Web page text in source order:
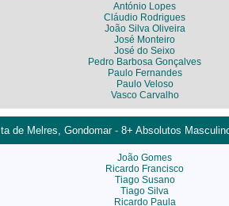
António Lopes
Cláudio Rodrigues
João Silva Oliveira
José Monteiro
José do Seixo
Pedro Barbosa Gonçalves
Paulo Fernandes
Paulo Veloso
Vasco Carvalho
de Melres, Gondomar - 8+ Absolutos
João Gomes
Ricardo Francisco
Tiago Susano
Tiago Silva
Ricardo Paula